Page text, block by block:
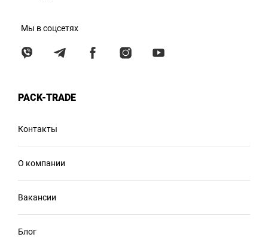
Мы в соцсетях
PACK-TRADE
Контакты
О компании
Вакансии
Блог